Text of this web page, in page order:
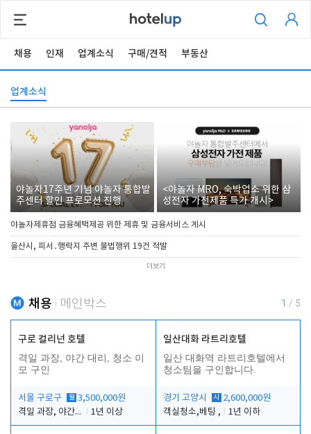
채용 인재 업계소식 구매/견적 부동산
업계소식
야놀자17주년 기념 야놀자 통합발
주센터 할인 프로모션 진행
<야놀자 MRO, 숙박업소 위한 삼
성전자 가전제품 특가 개시>
야놀자제휴점 금융혜택제공 위한 제휴 및 금융서비스 게시
울산시, 피서․행락지 주변 불법행위 19건 적발
더보기
채용 메인박스 1 / 5
구로 컬리넌 호텔
격일 과장, 야간 대리, 청소 이
모 구인
서울 구로구 월 3,500,000원
격일 과장, 야간 대리, 청소 이모
1년 이상
일산대화 라트리호텔
일산 대화역 라트리호텔에서
청소팀을 구인합니다.
경기 고양시 시
2,600,000원
객실청소,베팅 ,
1년 이하